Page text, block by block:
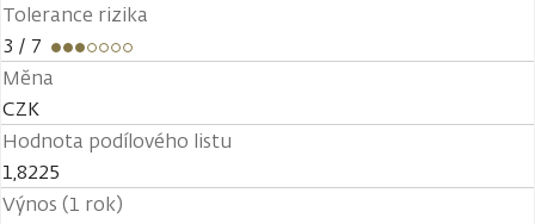
Tolerance rizika
3 / 7
Měna
CZK
Hodnota podílového listu
1,8225
Výnos (1 rok)